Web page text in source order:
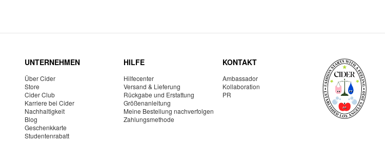
UNTERNEHMEN
Über Cider
Store
Cider Club
Karriere bei Cider
Nachhaltigkeit
Blog
Geschenkkarte
Studentenrabatt
HILFE
Hilfecenter
Versand & Lieferung
Rückgabe und Erstattung
Größenanleitung
Meine Bestellung nachverfolgen
Zahlungsmethode
KONTAKT
Ambassador
Kollaboration
PR